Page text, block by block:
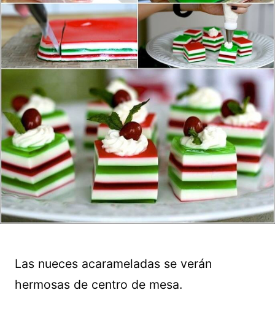
Las nueces acarameladas se verán
hermosas de centro de mesa.